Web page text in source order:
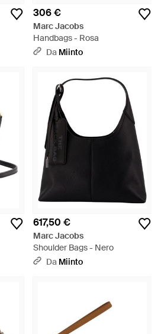
306 €
Marc Jacobs
Handbags - Rosa
Da Miinto
617,50 €
Marc Jacobs
Shoulder Bags - Nero
Da Miinto